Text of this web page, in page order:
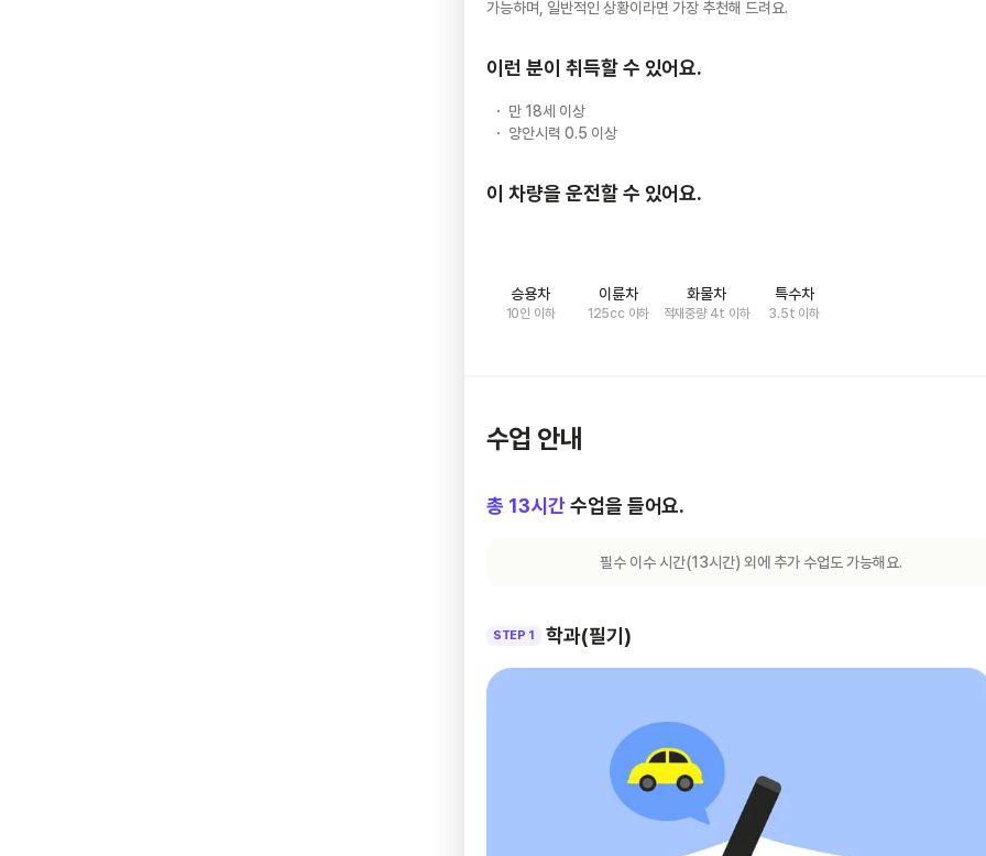
가능하며, 일반적인 상황이라면 가장 추천해 드려요.
이런 분이 취득할 수 있어요.
만 18세 이상
양안시력 0.5 이상
이 차량을 운전할 수 있어요.
승용차
10인 이하
이륜차
125cc 이하
화물차
적재중량 4t 이하
특수차
3.5t 이하
수업 안내
총 13시간 수업을 들어요.
필수 이수 시간(13시간) 외에 추가 수업도 가능해요.
STEP 1 학과(필기)